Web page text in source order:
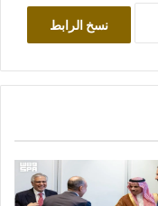
نسخ الرابط